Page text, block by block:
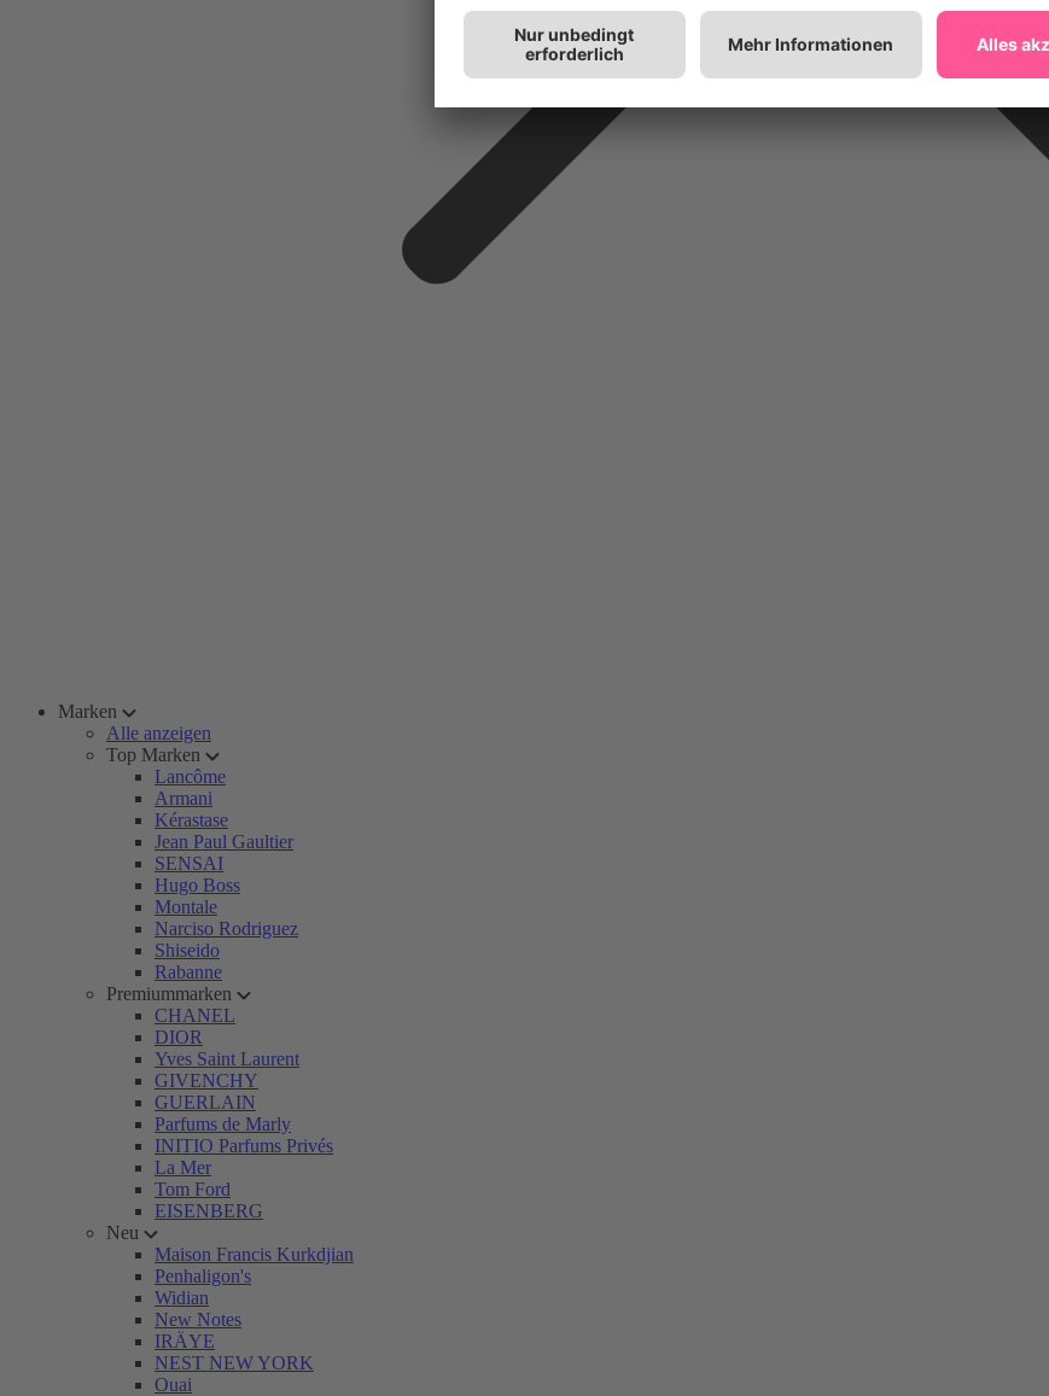
Marken
Alle anzeigen
Top Marken
Lancôme
Armani
Kérastase
Jean Paul Gaultier
SENSAI
Hugo Boss
Montale
Narciso Rodriguez
Shiseido
Rabanne
Premiummarken
CHANEL
DIOR
Yves Saint Laurent
GIVENCHY
GUERLAIN
Parfums de Marly
INITIO Parfums Privés
La Mer
Tom Ford
EISENBERG
Neu
Maison Francis Kurkdjian
Penhaligon's
Widian
New Notes
IRÄYE
NEST NEW YORK
Ouai